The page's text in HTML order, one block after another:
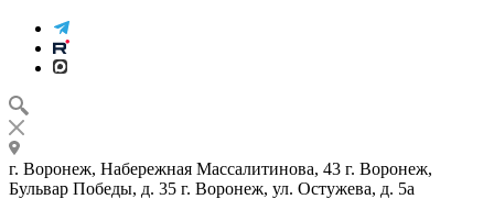
г. Воронеж, Набережная Массалитинова, 43 г. Воронеж,
Бульвар Победы, д. 35 г. Воронеж, ул. Остужева, д. 5а